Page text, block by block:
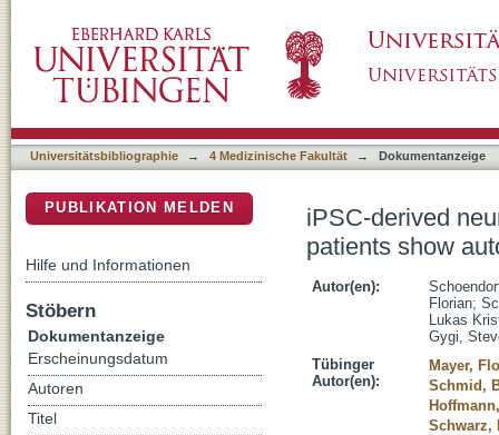
defects and impaired calcium homeostasis
Universitätsbibliographie → 4 Medizinische Fakultät → Dokumentanzeige
iPSC-derived
patients show
Autor(en):
Florian;
Lukas
Gygi,
Tübinger
Autor(en):
Mayer,
Schmid,
Schwarz,
PUBLIKATION MELDEN
Hilfe und Informationen
Stöbern
Dokumentanzeige
Erscheinungsdatum
Autoren
Titel